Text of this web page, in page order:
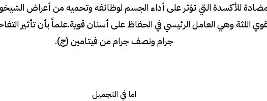
للأكسدة التي تؤثر على أداء الجسم لوظائفه وتحميه من أعراض
اللثة وهي العامل الرئيسي في الحفاظ على أسنان قوية.علماً بأن تأثير
جرام ونصف جرام من فيتامين (ج).
اما في التجميل